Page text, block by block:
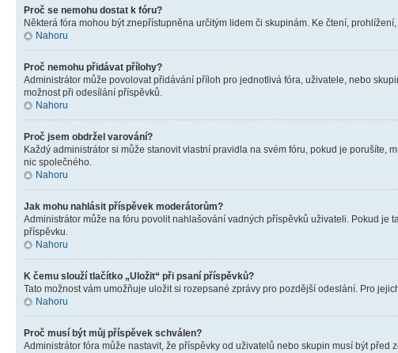
Proč se nemohu dostat k fóru?
Některá fóra mohou být znepřístupněna určitým lidem či skupinám. Ke čtení,
Nahoru
Proč nemohu přidávat přílohy?
Administrátor může povolovat přidávání příloh pro jednotlivá fóra, uživatele, nebo
možnost při odesílání příspěvků.
Nahoru
Proč jsem obdržel varování?
Každý administrátor si může stanovit vlastní pravidla na svém fóru, pokud je porušíte,
nic společného.
Nahoru
Jak mohu nahlásit příspěvek moderátorům?
Administrátor může na fóru povolit nahlašování vadných příspěvků uživateli. Pokud
příspěvku.
Nahoru
K čemu slouží tlačítko „Uložit“ při psaní příspěvků?
Tato možnost vám umožňuje uložit si rozepsané zprávy pro pozdější odeslání. Pro
Nahoru
Proč musí být můj příspěvek schválen?
Administrátor fóra může nastavit, že příspěvky od uživatelů nebo skupin musí být